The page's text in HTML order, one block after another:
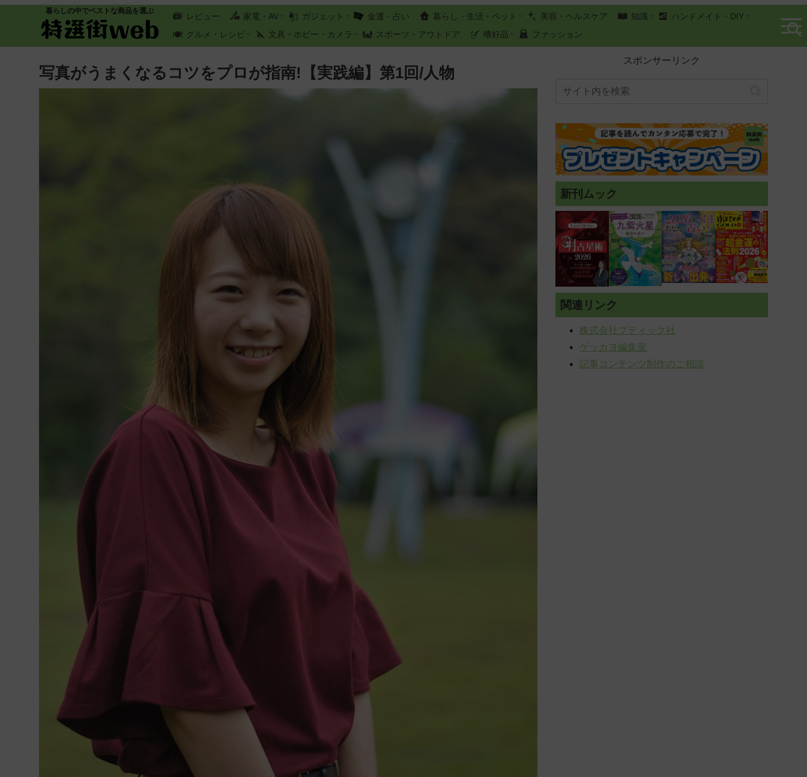
暮らしの中でベストな商品を選ぶ
レビュー 家電・AV ガジェット 金運・占い 暮らし・生活・ペット 美容・ヘルスケア 知識
ハンドメイド・DIY
グルメ・レシピ
文具・ホビー・カメラ スポーツ・アウトドア 嗜好品 ファッション
写真がうまくなるコツをプロが指南!【実践編】第1回/人物
スポンサーリンク
新刊ムック
関連リンク
株式会社ブティック社
ゲッカヨ編集室
記事コンテンツ制作のご相談